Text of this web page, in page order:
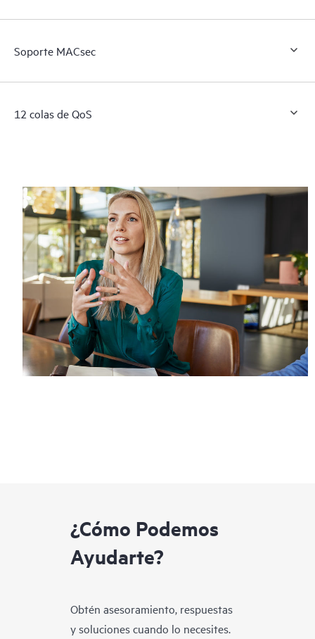
Soporte MACsec
12 colas de QoS
¿Cómo Podemos
Ayudarte?
Obtén asesoramiento, respuestas
y soluciones cuando lo necesites.